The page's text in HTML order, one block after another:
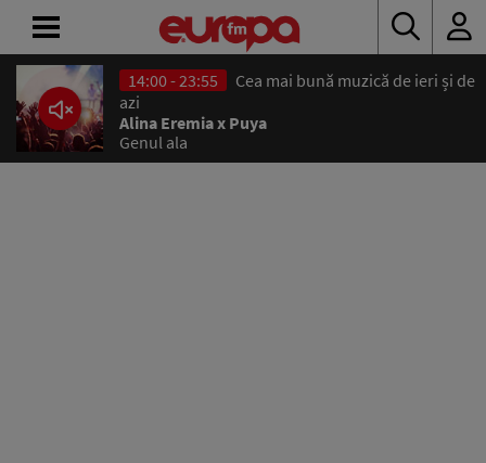
14:00 - 23:55
Cea mai bună muzică de ieri și de
azi
Alina Eremia x Puya
Genul ala
ACASĂ
ȘTIRI